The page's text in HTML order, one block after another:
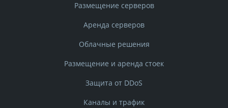
Размещение серверов
Аренда серверов
Облачные решения
Размещение и аренда стоек
Защита от DDoS
Каналы и трафик